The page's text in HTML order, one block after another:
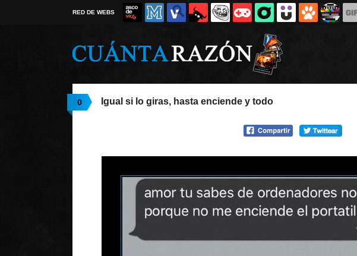
RED DE WEBS
0 Igual si lo giras, hasta enciende y todo